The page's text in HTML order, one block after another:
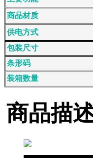
商品材质
供电方式
包装尺寸
条形码
装箱数量
商品描述